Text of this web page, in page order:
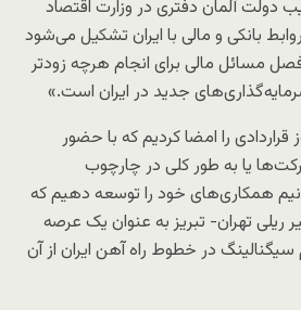
دولت آلمان دفتری در وزارت اقتصاد
بانکی و مالی با ایران تشکیل می‌شود
مسائل مالی برای انجام هرچه زودتر
جدید در ایران است.»
قراردادی را امضا کردیم که با حضور
یا به طور کلی در چارچوب
همکاری‌های خود را توسعه دهیم که
تهران- تبریز به عنوان یک عرصه
در خطوط راه آهن ایران از آن